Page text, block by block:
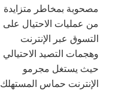
مصحوبة بمخاطر متزايدة
من عمليات الاحتيال على
التسوق عبر الإنترنت
وهجمات التصيد الاحتيالي
حيث يستغل مجرمو
الإنترنت حماس المستهلك